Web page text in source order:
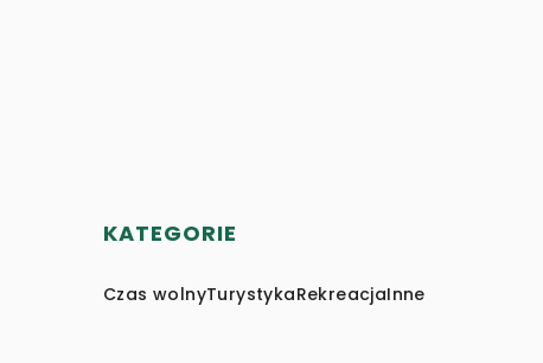
KATEGORIE
Czas wolnyTurystykaRekreacjaInne